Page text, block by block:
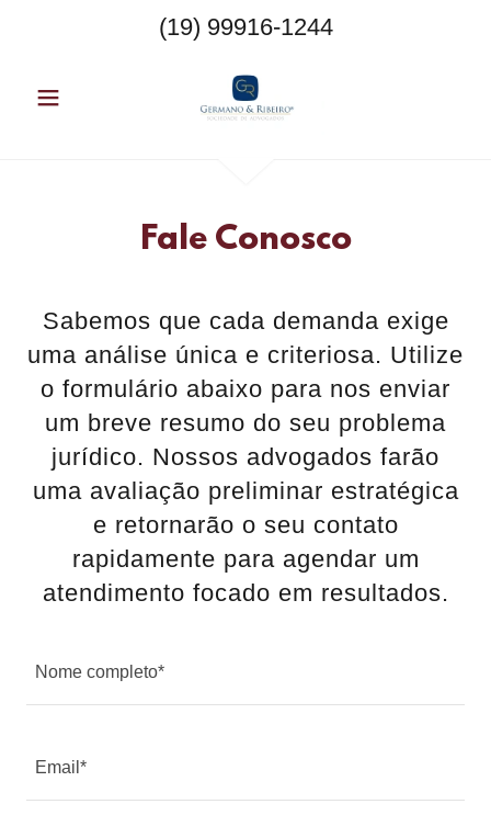
(19) 99916-1244
Fale Conosco
Sabemos que cada demanda exige
uma análise única e criteriosa. Utilize
o formulário abaixo para nos enviar
um breve resumo do seu problema
jurídico. Nossos advogados farão
uma avaliação preliminar estratégica
e retornarão o seu contato
rapidamente para agendar um
atendimento focado em resultados.
Nome completo*
Email*